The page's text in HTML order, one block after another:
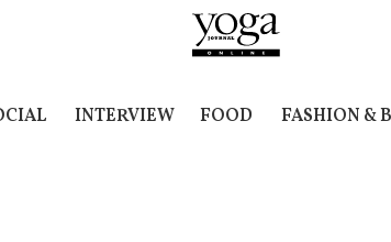
INTERVIEW FOOD FASHION &